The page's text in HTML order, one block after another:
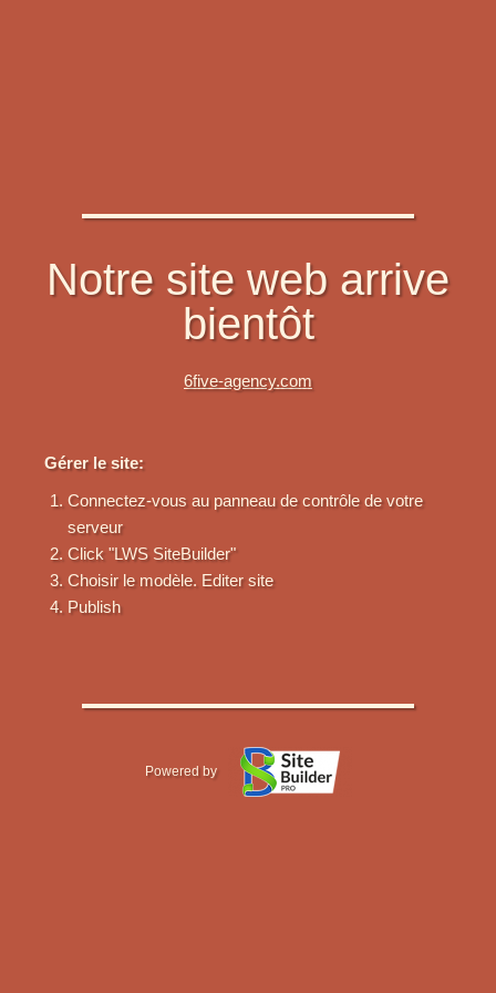
Notre site web arrive
bientôt
6five-agency.com
Gérer le site:
Connectez-vous au panneau de contrôle de votre
serveur
Click "LWS SiteBuilder"
Choisir le modèle. Editer site
Publish
Powered by